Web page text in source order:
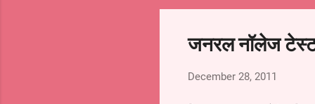
6.Fifth
time?
and energy (B)
जनरल नॉलेज
December 28, 2011